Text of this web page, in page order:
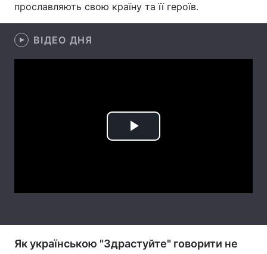
прославляють свою країну та її героїв.
ВІДЕО ДНЯ
Play
Як українською "Здрастуйте" говорити не